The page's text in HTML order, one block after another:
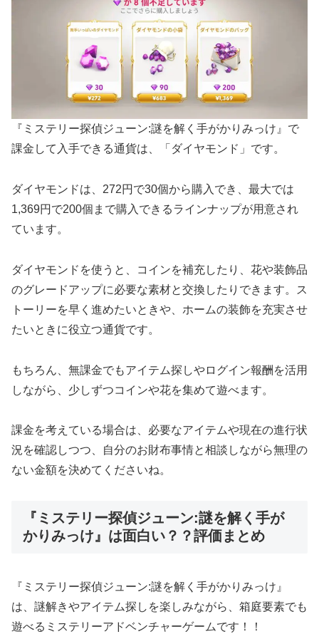
『ミステリー探偵ジューン:謎を解く手がかりみっけ』で
課金して入手できる通貨は、「ダイヤモンド」です。
ダイヤモンドは、272円で30個から購入でき、最大では
1,369円で200個まで購入できるラインナップが用意され
ています。
ダイヤモンドを使うと、コインを補充したり、花や装飾品
のグレードアップに必要な素材と交換したりできます。ス
トーリーを早く進めたいときや、ホームの装飾を充実させ
たいときに役立つ通貨です。
もちろん、無課金でもアイテム探しやログイン報酬を活用
しながら、少しずつコインや花を集めて遊べます。
課金を考えている場合は、必要なアイテムや現在の進行状
況を確認しつつ、自分のお財布事情と相談しながら無理の
ない金額を決めてくださいね。
『ミステリー探偵ジューン:謎を解く手が
かりみっけ』は面白い？？評価まとめ
『ミステリー探偵ジューン:謎を解く手がかりみっけ』
は、謎解きやアイテム探しを楽しみながら、箱庭要素でも
遊べるミステリーアドベンチャーゲームです！！